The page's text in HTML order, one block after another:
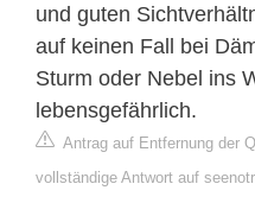
und guten
auf keinen Fall bei
Sturm oder Nebel ins
lebensgefährlich.
Antrag auf Entfernung der
vollständige Antwort auf